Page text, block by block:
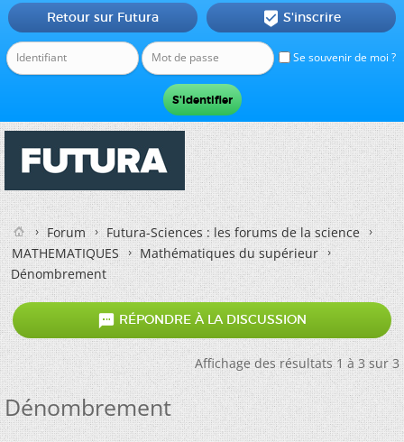
Se souvenir de moi ?
Retour sur Futura  S'inscrire
Forum
Futura-Sciences : les forums de la science
MATHEMATIQUES
Mathématiques du supérieur
Dénombrement
 RÉPONDRE À LA DISCUSSION
Affichage des résultats 1 à 3 sur 3
Dénombrement